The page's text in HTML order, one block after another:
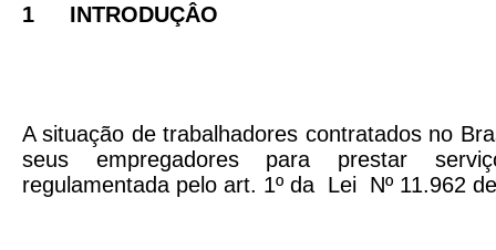
1 INTRODUÇÂO
A situação de trabalhadores contratados no
seus empregadores para prestar
regulamentada pelo art. 1º da Lei Nº 11.962